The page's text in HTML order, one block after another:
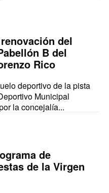
del
B del
Rico
deportivo de la pista
Municipal
la concejalía...
de
de la Virgen